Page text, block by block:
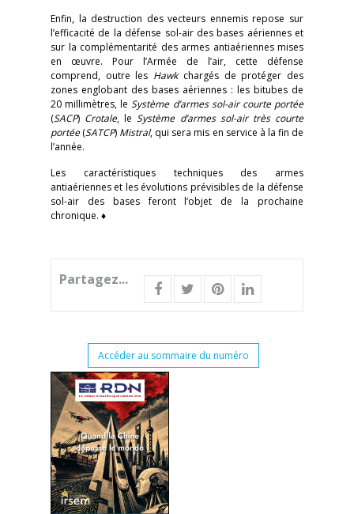
Enfin, la destruction des vecteurs ennemis repose sur
l’efficacité de la défense sol-air des bases aériennes et
sur la complémentarité des armes antiaériennes mises
en œuvre. Pour l’Armée de l’air, cette défense
comprend, outre les Hawkchargés de protéger des
zones englobant des bases aériennes : les bitubes de
20 millimètres, leSystème d’armes sol-air courte portée
(SACP) Crotale, leSystème d’armes sol-air très courte
portée(SATCP) Mistral, qui sera mis en service à la fin de
l’année.
Les caractéristiques techniques des armes
antiaériennes et les évolutions prévisibles de la défense
sol-air des bases feront l’objet de la prochaine
chronique. ♦
Partagez...
Accéder au sommaire du numéro